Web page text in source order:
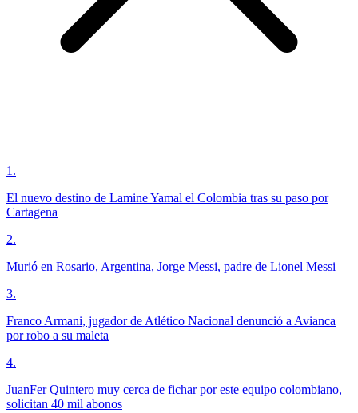
1 .
El nuevo destino de Lamine Yamal el Colombia tras su paso por
Cartagena
2.
Murió en Rosario, Argentina, Jorge Messi, padre de Lionel Messi
3.
Franco Armani, jugador de Atlético Nacional denunció a Avianca
por robo a su maleta
4.
JuanFer Quintero muy cerca de fichar por este equipo colombiano,
solicitan 40 mil abonos